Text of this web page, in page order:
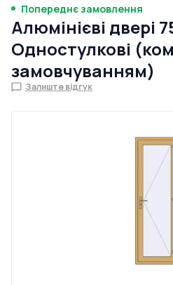
Попереднє замовлення
Алюмінієві двері
Одностулкові
замовчуванням)
Залиште відгук